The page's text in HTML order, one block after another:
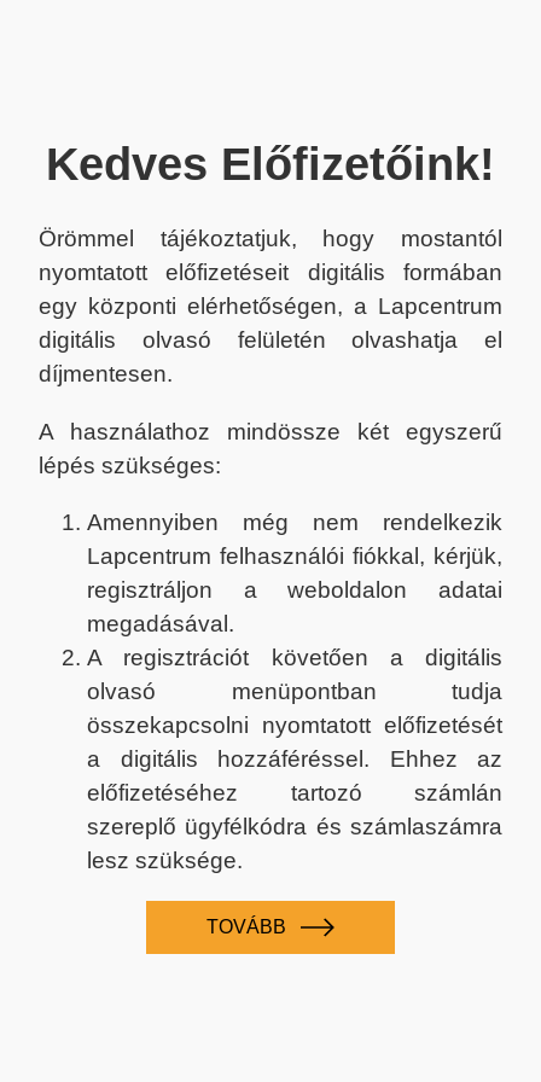
Kedves Előfizetőink!
Örömmel tájékoztatjuk, hogy mostantól
nyomtatott előfizetéseit digitális formában
egy központi elérhetőségen, a Lapcentrum
digitális olvasó felületén olvashatja el
díjmentesen.
A használathoz mindössze két egyszerű
lépés szükséges:
Amennyiben még nem rendelkezik
Lapcentrum felhasználói fiókkal, kérjük,
regisztráljon a weboldalon adatai
megadásával.
A regisztrációt követően a digitális
olvasó menüpontban tudja
összekapcsolni nyomtatott előfizetését
a digitális hozzáféréssel. Ehhez az
előfizetéséhez tartozó számlán
szereplő ügyfélkódra és számlaszámra
lesz szüksége.
TOVÁBB